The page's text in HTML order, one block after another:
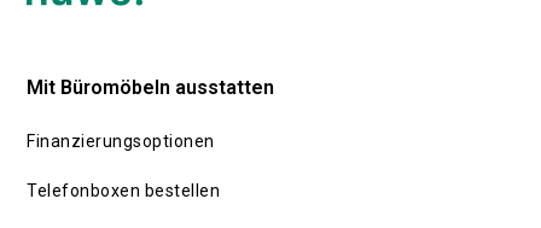
Ansatzpunkte, den CO₂-
Mit Büromöbeln ausstatten
Finanzierungsoptionen
Telefonboxen bestellen